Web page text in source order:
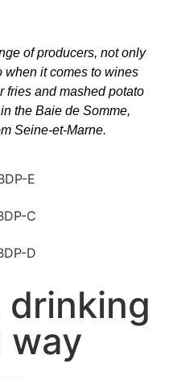
of producers, not only
when it comes to wines
fries and mashed potato
the Baie de Somme,
Seine-et-Marne.
drinking
way